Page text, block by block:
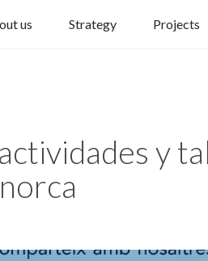
us Strategy Projects
y